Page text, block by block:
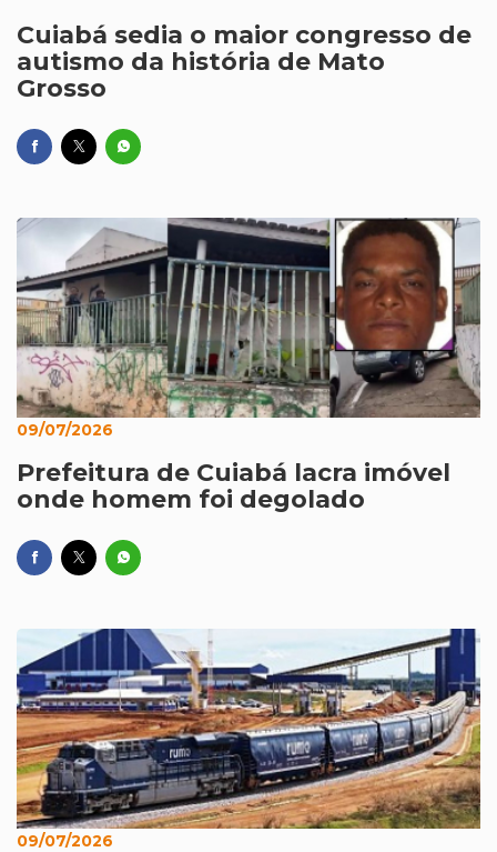
Cuiabá sedia o maior congresso de
autismo da história de Mato
Grosso
09/07/2026
Prefeitura de Cuiabá lacra imóvel
onde homem foi degolado
09/07/2026